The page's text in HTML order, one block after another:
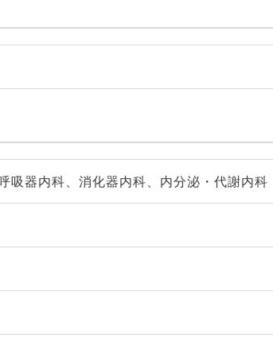
吸器内科、消化器内科、内分泌・代謝内科